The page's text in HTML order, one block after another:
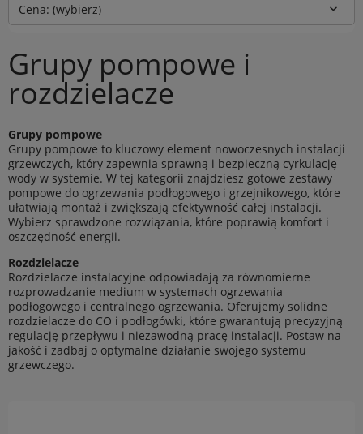
Cena: (wybierz)
Grupy pompowe i
rozdzielacze
Grupy pompowe
Grupy pompowe to kluczowy element nowoczesnych instalacji
grzewczych, który zapewnia sprawną i bezpieczną cyrkulację
wody w systemie. W tej kategorii znajdziesz gotowe zestawy
pompowe do ogrzewania podłogowego i grzejnikowego, które
ułatwiają montaż i zwiększają efektywność całej instalacji.
Wybierz sprawdzone rozwiązania, które poprawią komfort i
oszczędność energii.
Rozdzielacze
Rozdzielacze instalacyjne odpowiadają za równomierne
rozprowadzanie medium w systemach ogrzewania
podłogowego i centralnego ogrzewania. Oferujemy solidne
rozdzielacze do CO i podłogówki, które gwarantują precyzyjną
regulację przepływu i niezawodną pracę instalacji. Postaw na
jakość i zadbaj o optymalne działanie swojego systemu
grzewczego.